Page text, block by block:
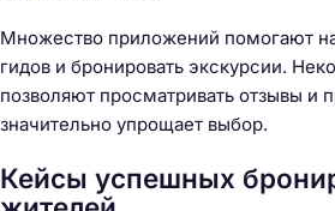
Множество приложений помогают
гидов и бронировать экскурсии.
позволяют просматривать отзывы и
значительно упрощает выбор.
Кейсы успешных